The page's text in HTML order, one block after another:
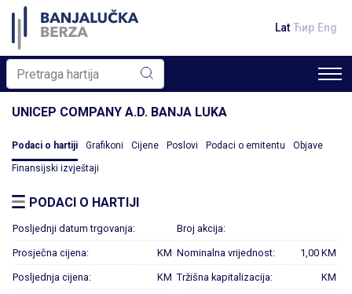
Lat Ћир Eng
UNICEP COMPANY A.D. BANJA LUKA
Podaci o hartiji Grafikoni Cijene Poslovi Podaci o emitentu Objave
Finansijski izvještaji
PODACI O HARTIJI
Posljednji datum trgovanja:
Prosječna cijena: KM
Posljednja cijena: KM
Broj akcija:
Nominalna vrijednost: 1,00 KM
Tržišna kapitalizacija: KM